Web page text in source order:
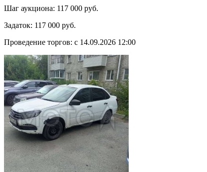
Шаг аукциона: 117 000 руб.
Задаток: 117 000 руб.
Проведение торгов: с 14.09.2026 12:00